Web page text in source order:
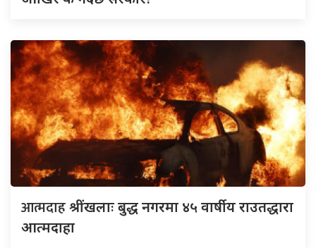
आत्मदाहश्रींखलाः बुद्ध नगरमा ४५ वार्षीय राउतद्धारा
आत्मदाहा